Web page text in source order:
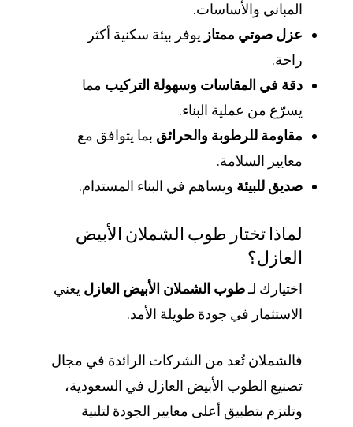
المباني والأساسات.
عزل صوتي ممتاز يوفر بيئة سكنية أكثر
راحة.
دقة في المقاسات وسهولة التركيب مما
يسرّع من عملية البناء.
مقاومة للرطوبة والحرائق بما يتوافق مع
معايير السلامة.
صديق للبيئة ويساهم في البناء المستدام.
لماذا تختار طوب الشملان الأبيض
العازل؟
اختيارك لـطوب الشملان الأبيض العازل يعني
الاستثمار في جودة طويلة الأمد.
فالشملان تُعد من الشركات الرائدة في مجال
تصنيع الطوب الأبيض العازل في السعودية،
وتلتزم بتطبيق أعلى معايير الجودة لتلبية